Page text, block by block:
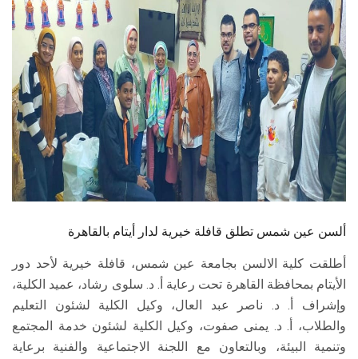
الطلاب
هيئة التدريس
الدراسات العليا
الخريجين
الموظفون
سجل الان
ألسن عين شمس تطلق قافلة خيرية لدار أيتام بالقاهرة
أطلقت كلية الالسن بجامعة عين شمس، قافلة خيرية لأحد دور
الأيتام بمحافظة القاهرة تحت رعاية أ. د. سلوى رشاد، عميد الكلية،
وإشراف أ. د. ناصر عبد العال، وكيل الكلية لشئون التعليم
والطلاب، أ. د. يمنى صفوت، وكيل الكلية لشئون خدمة المجتمع
وتنمية البيئة، وبالتعاون مع اللجنة الاجتماعية والفنية برعاية